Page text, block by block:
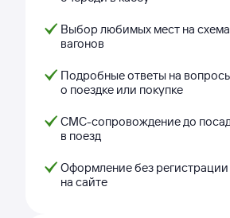
Выбор любимых мест на
вагонов
Подробные ответы на
о поездке или покупке
СМС-сопровождение до
в поезд
Оформление без регистрации
на сайте